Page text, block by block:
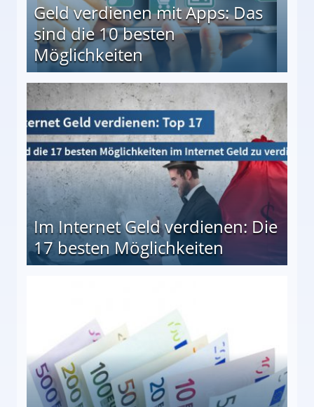
Geld verdienen mit Apps: Das
sind die 10 besten
Möglichkeiten
besten Möglichkeiten
Im Internet Geld verdienen: Die
17 besten Möglichkeiten